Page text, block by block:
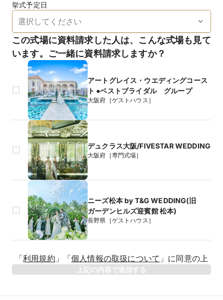
挙式予定日
この式場に資料請求した人は、こんな式場も見て
います。ご一緒に資料請求しますか？
アートグレイス・ウエディングコース
ト ●ベストブライダル グループ
大阪府［ゲストハウス］
デュクラス大阪/FIVESTAR WEDDING
大阪府［専門式場］
ニーズ松本 by T&G WEDDING(旧
ガーデンヒルズ迎賓館 松本)
長野県［ゲストハウス］
年
「利用規約 」 「個人情報の取扱について 」 に同意の上
上記の内容で送信する